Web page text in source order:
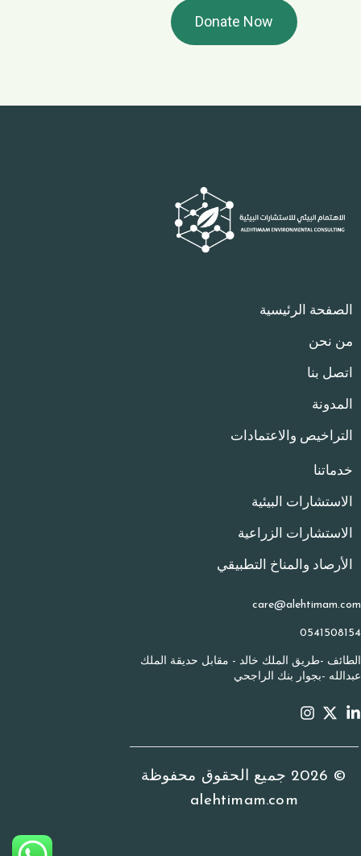
الصفحة الرئيسية
من نحن
اتصل بنا
المدونة
التراخيص والاعتمادات
خدماتنا
اﻻﺳﺘﺸﺎرات اﻟﺒﻴﺌﻴﺔ
الاستشارات الزراعية
اﻷرﺻﺎد واﻟﻤﻨﺎخ التطبيقي
care@alehtimam.com
0541508154
الطائف -طريق الملك خالد - مقابل حديقة الملك
عبدالله -بجوار بنك الراجحي
© 2026 جميع الحقوق محفوظة
alehtimam.com